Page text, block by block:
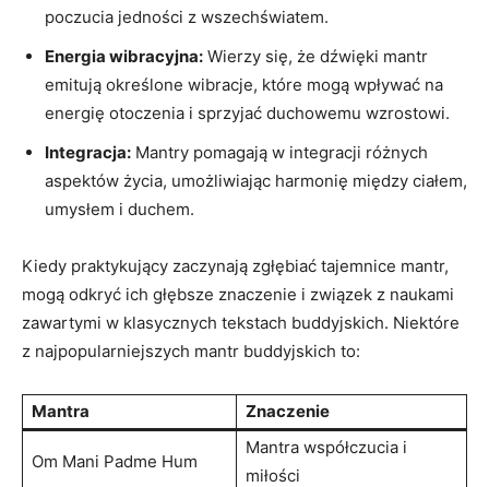
poczucia jedności z wszechświatem.
Energia wibracyjna: Wierzy się, że dźwięki ‍mantr
⁤emitują ‍określone wibracje, które mogą wpływać na
energię otoczenia i sprzyjać duchowemu wzrostowi.
Integracja: Mantry pomagają w integracji różnych
aspektów życia, umożliwiając ⁤harmonię między ciałem,
umysłem i⁣ duchem.
Kiedy praktykujący zaczynają⁤ zgłębiać tajemnice mantr,
mogą odkryć ich głębsze‌ znaczenie i ‍związek ‌z naukami
zawartymi w ‍klasycznych tekstach buddyjskich. Niektóre
z najpopularniejszych mantr buddyjskich to:
Mantra Znaczenie
Om Mani Padme Hum
Mantra współczucia i⁢
miłości